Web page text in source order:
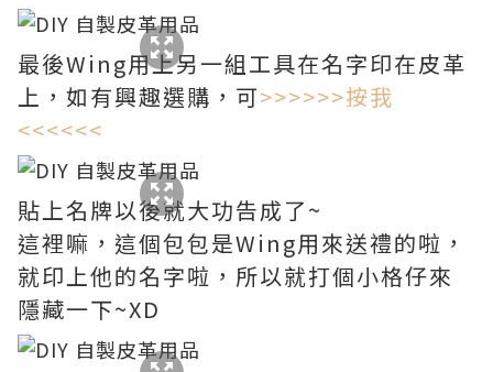
最後Wing用上另一組工具在名字印在皮革
上，如有興趣選購，可>>>>>>按我
<<<<<<
貼上名牌以後就大功告成了~
這裡嘛，這個包包是Wing用來送禮的啦，
就印上他的名字啦，所以就打個小格仔來
隱藏一下~XD